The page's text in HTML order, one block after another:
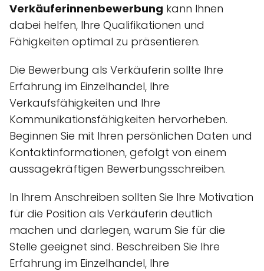
Verkäuferinnenbewerbung kann Ihnen
dabei helfen, Ihre Qualifikationen und
Fähigkeiten optimal zu präsentieren.
Die Bewerbung als Verkäuferin sollte Ihre
Erfahrung im Einzelhandel, Ihre
Verkaufsfähigkeiten und Ihre
Kommunikationsfähigkeiten hervorheben.
Beginnen Sie mit Ihren persönlichen Daten und
Kontaktinformationen, gefolgt von einem
aussagekräftigen Bewerbungsschreiben.
In Ihrem Anschreiben sollten Sie Ihre Motivation
für die Position als Verkäuferin deutlich
machen und darlegen, warum Sie für die
Stelle geeignet sind. Beschreiben Sie Ihre
Erfahrung im Einzelhandel, Ihre